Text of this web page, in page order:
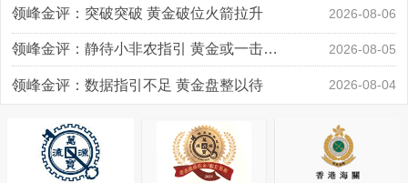
领峰金评：突破突破 黄金破位火箭拉升 2026-08-06
领峰金评：静待小非农指引 黄金或一击破局 2026-08-05
领峰金评：数据指引不足 黄金盘整以待 2026-08-04